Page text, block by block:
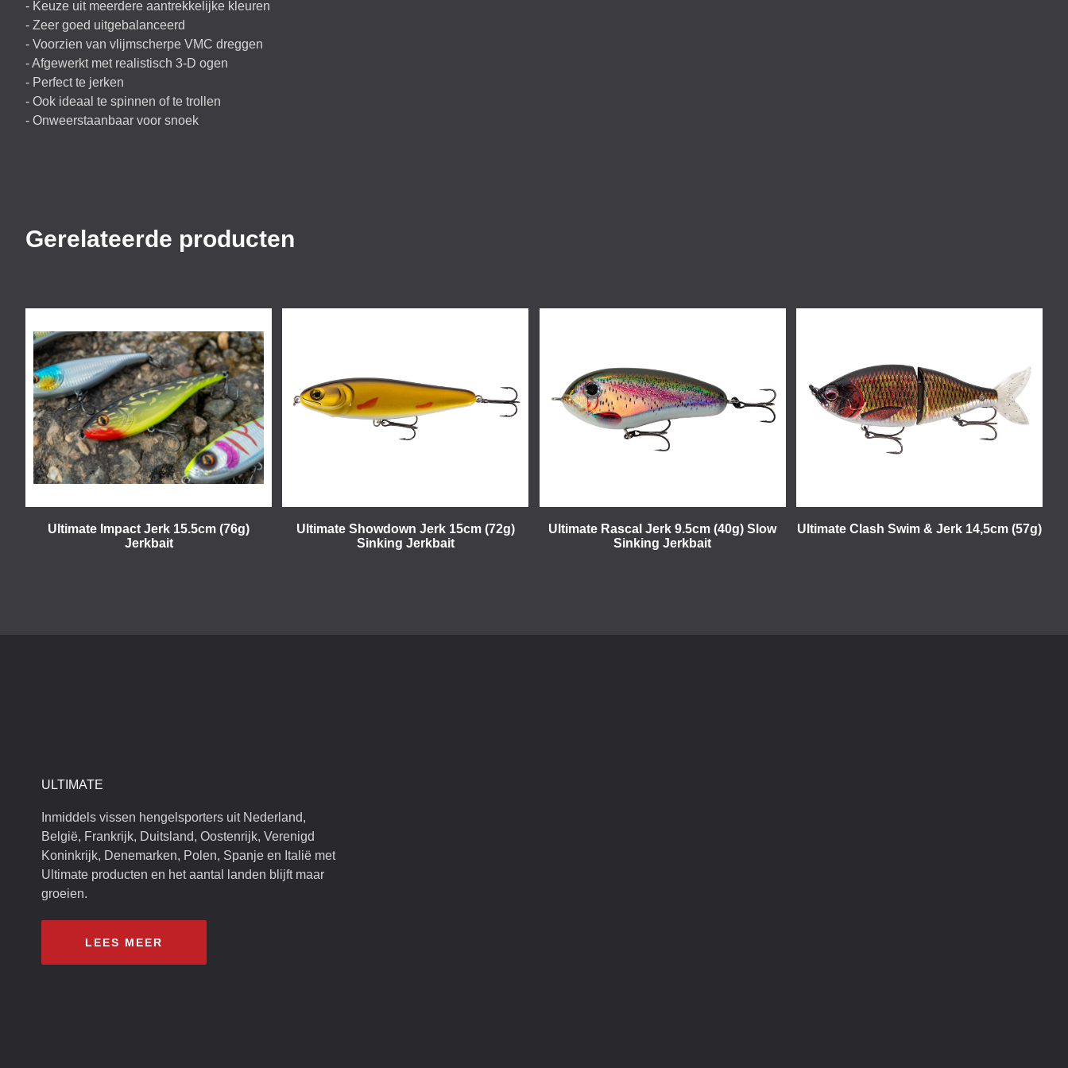
- Keuze uit meerdere aantrekkelijke kleuren
- Zeer goed uitgebalanceerd
- Voorzien van vlijmscherpe VMC dreggen
- Afgewerkt met realistisch 3-D ogen
- Perfect te jerken
- Ook ideaal te spinnen of te trollen
- Onweerstaanbaar voor snoek
Gerelateerde producten
Ultimate Impact Jerk 15.5cm (76g)
Jerkbait
Ultimate Showdown Jerk 15cm (72g)
Sinking Jerkbait
Ultimate Rascal Jerk 9.5cm (40g) Slow
Sinking Jerkbait
Ultimate Clash Swim & Jerk 14,5cm (57g)
ULTIMATE
Inmiddels vissen hengelsporters uit Nederland,
België, Frankrijk, Duitsland, Oostenrijk, Verenigd
Koninkrijk, Denemarken, Polen, Spanje en Italië met
Ultimate producten en het aantal landen blijft maar
groeien.
LEES MEER